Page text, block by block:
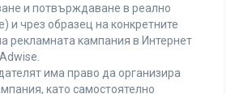
и потвърждаване в реално
и чрез образец на конкретните
рекламната кампания в Интернет
има право да организира
като самостоятелно